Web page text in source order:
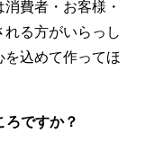
費者・お客様・
る方がいらっし
を込めて作ってほ
ろですか？